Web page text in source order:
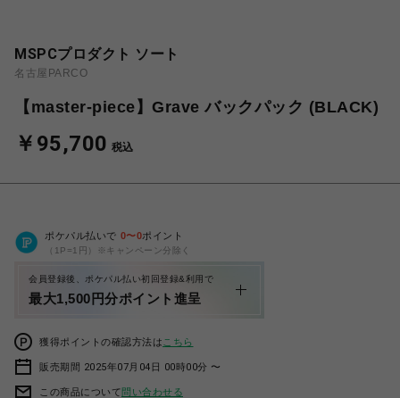
MSPCプロダクト ソート
名古屋PARCO
【master-piece】Grave バックパック (BLACK)
￥95,700 税込
ポケパル払いで 0〜0ポイント
（1P=1円）※キャンペーン分除く
会員登録後、ポケパル払い初回登録&利用で
最大1,500円分ポイント進呈
獲得ポイントの確認方法は こちら
販売期間 2025年07月04日 00時00分 〜
この商品について問い合わせる